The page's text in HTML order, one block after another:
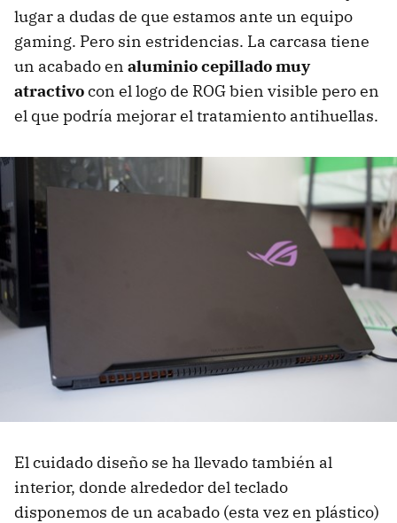
lugar a dudas de que estamos ante un equipo
gaming. Pero sin estridencias. La carcasa tiene
un acabado en aluminio cepillado muy
atractivocon el logo de ROG bien visible pero en
el que podría mejorar el tratamiento antihuellas.
El cuidado diseño se ha llevado también al
interior, donde alrededor del teclado
disponemos de un acabado (esta vez en plástico)